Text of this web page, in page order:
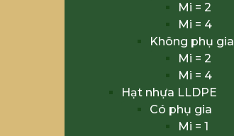
Mi = 2
Mi = 4
Không phụ gia
Mi = 2
Mi = 4
Hạt nhựa LLDPE
Có phụ gia
Mi = 1